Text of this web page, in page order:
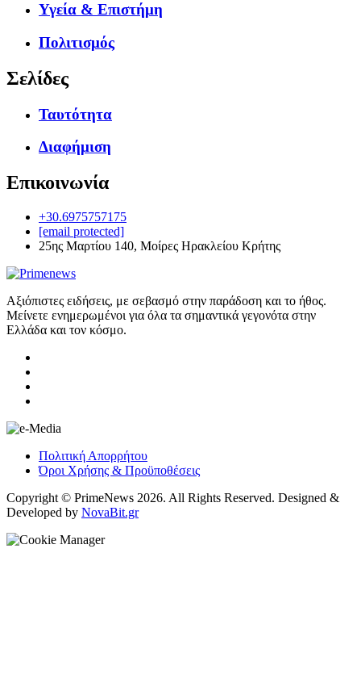
Υγεία & Επιστήμη
Πολιτισμός
Σελίδες
Ταυτότητα
Διαφήμιση
Επικοινωνία
+30.6975757175
[email protected]
25ης Μαρτίου 140, Μοίρες Ηρακλείου Κρήτης
Αξιόπιστες ειδήσεις, με σεβασμό στην παράδοση και το ήθος.
Μείνετε ενημερωμένοι για όλα τα σημαντικά γεγονότα στην
Ελλάδα και τον κόσμο.
Πολιτική Απορρήτου
Όροι Χρήσης & Προϋποθέσεις
Copyright © PrimeNews 2026. All Rights Reserved. Designed &
Developed by NovaBit.gr